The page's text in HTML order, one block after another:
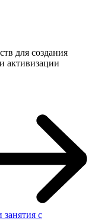
для создания
активизации